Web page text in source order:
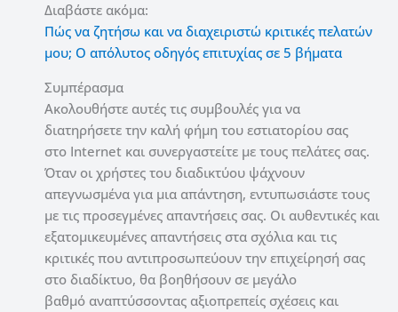
Διαβάστε ακόμα:
Πώς να ζητήσω και να διαχειριστώ κριτικές πελατών
μου; Ο απόλυτος οδηγός επιτυχίας σε 5 βήματα
Συμπέρασμα
Ακολουθήστε αυτές τις συμβουλές για να
διατηρήσετε την καλή φήμη του εστιατορίου σας
στο Internet και συνεργαστείτε με τους πελάτες σας.
Όταν οι χρήστες του διαδικτύου ψάχνουν
απεγνωσμένα για μια απάντηση, εντυπωσιάστε τους
με τις προσεγμένες απαντήσεις σας. Οι αυθεντικές και
εξατομικευμένες απαντήσεις στα σχόλια και τις
κριτικές που αντιπροσωπεύουν την επιχείρησή σας
στο διαδίκτυο, θα βοηθήσουν σε μεγάλο
βαθμό αναπτύσσοντας αξιοπρεπείς σχέσεις και